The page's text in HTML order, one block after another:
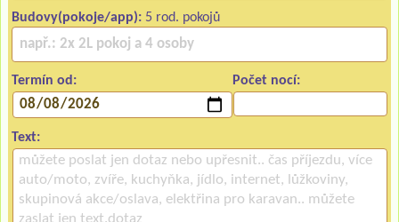
Budovy(pokoje/app): 5 rod. pokojů
Termín od: Počet nocí:
Text: